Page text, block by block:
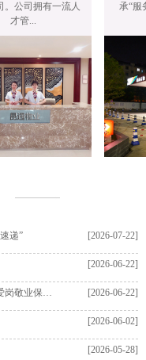
公司拥有一流人
才管...
承“服
递” [2026-07-22]
[2026-06-22]
保安公司2名保安员被评为2025年度苏州市“爱岗敬业保安员” [2026-06-22]
[2026-06-02]
[2026-05-28]